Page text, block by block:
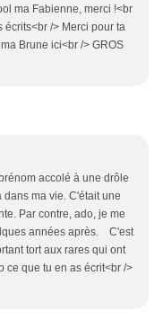
ma Fabienne, merci !<br
/> Merci pour ta
Brune ici<br /> GROS
accolé à une drôle
ma vie. C'était une
Par contre, ado, je me
années après. C'est
tort aux rares qui ont
ce que tu en as écrit<br />